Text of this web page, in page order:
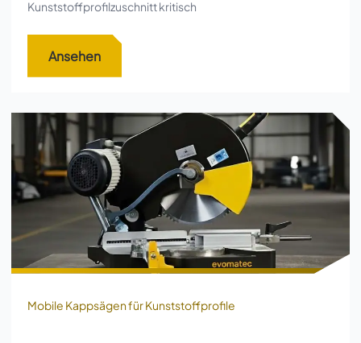
Kunststoffprofilzuschnitt kritisch
Ansehen
Mobile Kappsägen für Kunststoffprofile